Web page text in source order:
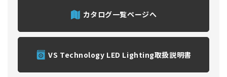
カタログ一覧ページへ
VS Technology LED Lighting取扱説明書